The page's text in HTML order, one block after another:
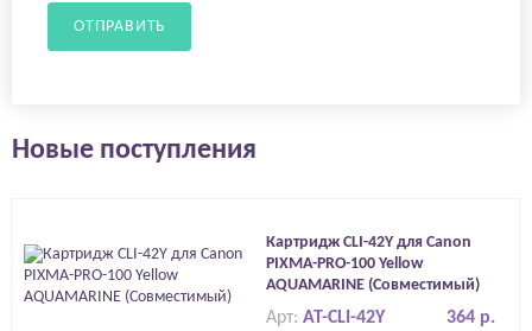
ОТПРАВИТЬ
Новые поступления
Картридж CLI-42Y для Canon
PIXMA-PRO-100 Yellow
AQUAMARINE (Совместимый)
364 р.
Арт:AT-CLI-42Y